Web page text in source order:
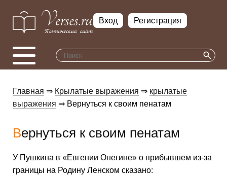
Вход Регистрация
Главная ⇒ Крылатые выражения ⇒ крылатые
выражения ⇒ Вернуться к своим пенатам
Вернуться к своим пенатам
У Пушкина в «Евгении Онегине» о прибывшем из-за
границы на Родину Ленском сказано: